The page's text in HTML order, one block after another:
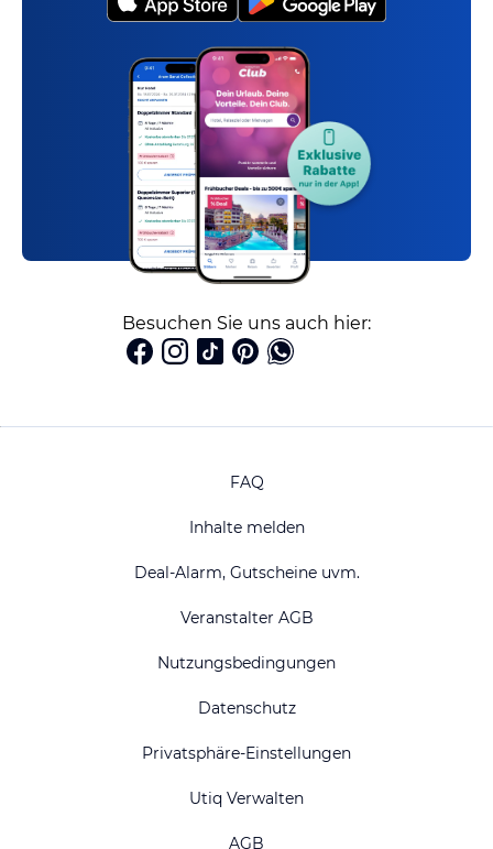
Besuchen Sie uns auch hier:
FAQ
Inhalte melden
Deal-Alarm, Gutscheine uvm.
Veranstalter AGB
Nutzungsbedingungen
Datenschutz
Privatsphäre-Einstellungen
Utiq Verwalten
AGB